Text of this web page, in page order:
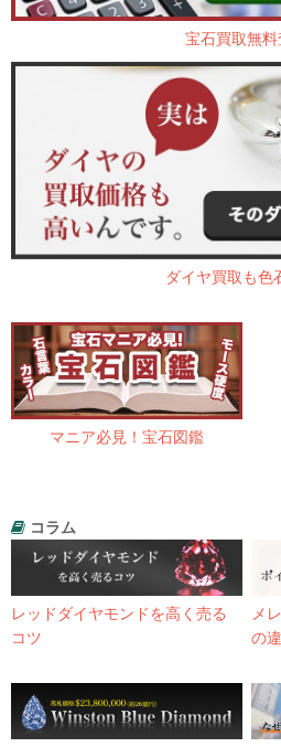
宝石買取無料
ダイヤ買取も色
マニア必見！宝石図鑑
コラム
レッドダイヤモンドを高く売る
コツ
メ
の